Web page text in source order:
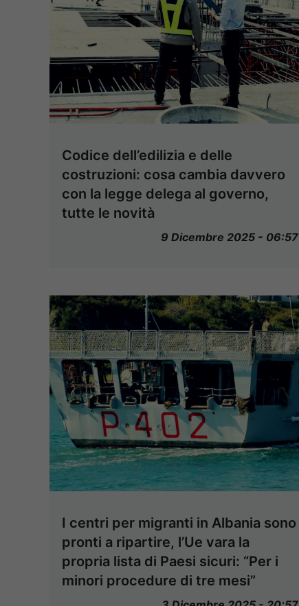
Codice dell’edilizia e delle
costruzioni: cosa cambia davvero
con la legge delega al governo,
tutte le novità
9 Dicembre 2025 - 06:57
I centri per migranti in Albania sono
pronti a ripartire, l’Ue vara la
propria lista di Paesi sicuri: “Per i
minori procedure di tre mesi”